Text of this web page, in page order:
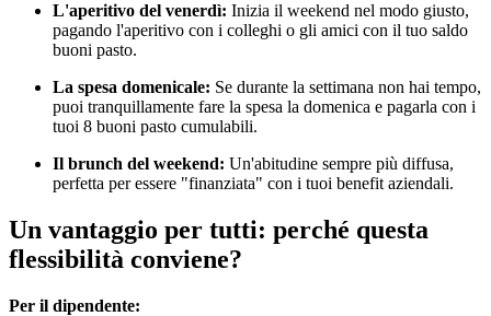
L'aperitivo del venerdì: Inizia il weekend nel modo giusto,
pagando l'aperitivo con i colleghi o gli amici con il tuo saldo
buoni pasto.
La spesa domenicale: Se durante la settimana non hai tempo,
puoi tranquillamente fare la spesa la domenica e pagarla con i
tuoi 8 buoni pasto cumulabili.
Il brunch del weekend: Un'abitudine sempre più diffusa,
perfetta per essere "finanziata" con i tuoi benefit aziendali.
Un vantaggio per tutti: perché questa
flessibilità conviene?
Per il dipendente: